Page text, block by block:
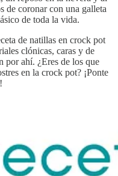
de coronar con una galleta
de toda la vida.
de natillas en crock pot
clónicas, caras y de
por ahí. ¿Eres de los que
en la crock pot? ¡Ponte